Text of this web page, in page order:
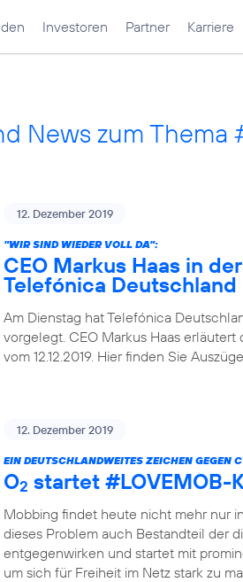
Investoren Partner Karriere
News zum Thema
12. Dezember 2019
"WIR SIND WIEDER VOLL DA":
CEO Markus Haas in
Telefónica Deutschland
Am Dienstag hat Telefónica
vorgelegt. CEO Markus Haas
vom 12.12.2019. Hier finden Sie
12. Dezember 2019
EIN DEUTSCHLANDWEITES ZEICHEN GEGEN
O2 startet #LOVEMOB-
Mobbing findet heute nicht mehr nur
dieses Problem auch Bestandteil der
entgegenwirken und startet mit
um sich für Freiheit im Netz stark zu